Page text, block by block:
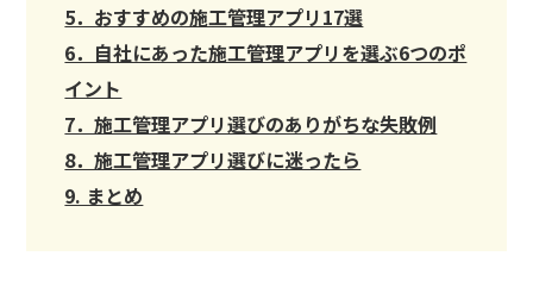
5．おすすめの施工管理アプリ17選
6．自社にあった施工管理アプリを選ぶ6つのポ
イント
7．施工管理アプリ選びのありがちな失敗例
8．施工管理アプリ選びに迷ったら
9. まとめ